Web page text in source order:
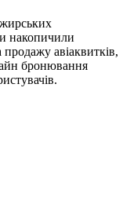
накопичили
авіаквитків,
бронювання